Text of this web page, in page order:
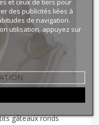
gâteaux ronds
des publicités liées à
de navigation.
utilisation, appuyez sur